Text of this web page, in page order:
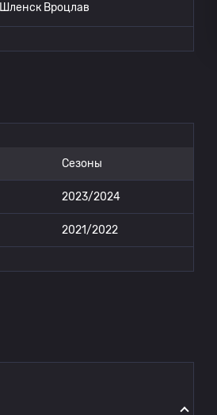
Шленск Вроцлав
Сезоны
2023/2024
2021/2022